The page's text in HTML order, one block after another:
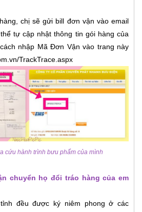
chị sẽ gửi bill đơn vận vào email
tự cập nhật thông tin gói hàng của
nhập Mã Đơn Vận vào trang này
TrackTrace.aspx
cứu hành trình bưu phẩm của mình
chuyển họ đổi tráo hàng của em
đều được ký niêm phong ở các